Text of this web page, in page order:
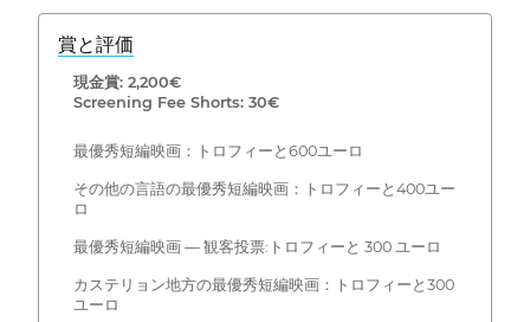
賞と評価
現金賞: 2,200€
Screening Fee Shorts: 30€
最優秀短編映画：トロフィーと600ユーロ
その他の言語の最優秀短編映画：トロフィーと400ユー
ロ
最優秀短編映画 — 観客投票:トロフィーと 300 ユーロ
カステリョン地方の最優秀短編映画：トロフィーと300
ユーロ